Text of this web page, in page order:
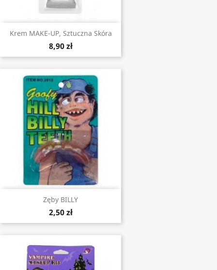
Krem MAKE-UP, Sztuczna Skóra
8,90 zł
Zęby BILLY
2,50 zł